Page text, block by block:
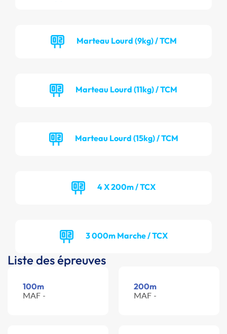
Marteau Lourd (9kg) / TCM
Marteau Lourd (11kg) / TCM
Marteau Lourd (15kg) / TCM
4 X 200m / TCX
3 000m Marche / TCX
Liste des épreuves
100m
MAF -
200m
MAF -